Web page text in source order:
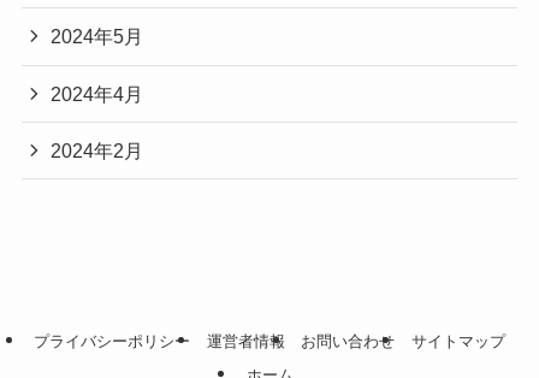
2024年5月
2024年4月
2024年2月
プライバシーポリシー 運営者情報 お問い合わせ
サイトマップ